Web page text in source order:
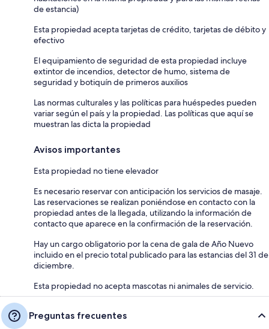
de estancia)
Esta propiedad acepta tarjetas de crédito, tarjetas de débito y
efectivo
El equipamiento de seguridad de esta propiedad incluye
extintor de incendios, detector de humo, sistema de
seguridad y botiquín de primeros auxilios
Las normas culturales y las políticas para huéspedes pueden
variar según el país y la propiedad. Las políticas que aquí se
muestran las dicta la propiedad
Avisos importantes
Esta propiedad no tiene elevador
Es necesario reservar con anticipación los servicios de masaje.
Las reservaciones se realizan poniéndose en contacto con la
propiedad antes de la llegada, utilizando la información de
contacto que aparece en la confirmación de la reservación.
Hay un cargo obligatorio por la cena de gala de Año Nuevo
incluido en el precio total publicado para las estancias del 31 de
diciembre.
Esta propiedad no acepta mascotas ni animales de servicio.
Preguntas frecuentes